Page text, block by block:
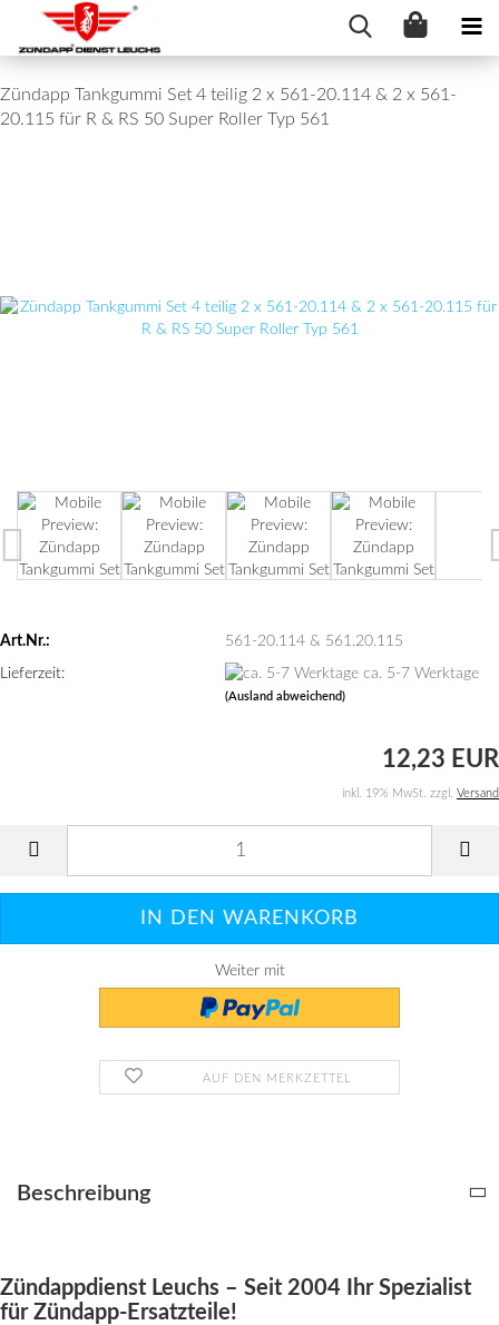
Zündapp Tankgummi Set 4 teilig 2 x 561-20.114 & 2 x 561-
20.115 für R & RS 50 Super Roller Typ 561
Art.Nr.: 561-20.114 & 561.20.115
Lieferzeit: ca. 5-7 Werktage
(Ausland abweichend)
12,23 EUR
inkl. 19% MwSt. zzgl. Versand
Weiter mit
AUF DEN MERKZETTEL
Beschreibung
Zündappdienst Leuchs – Seit 2004 Ihr Spezialist
für Zündapp-Ersatzteile!